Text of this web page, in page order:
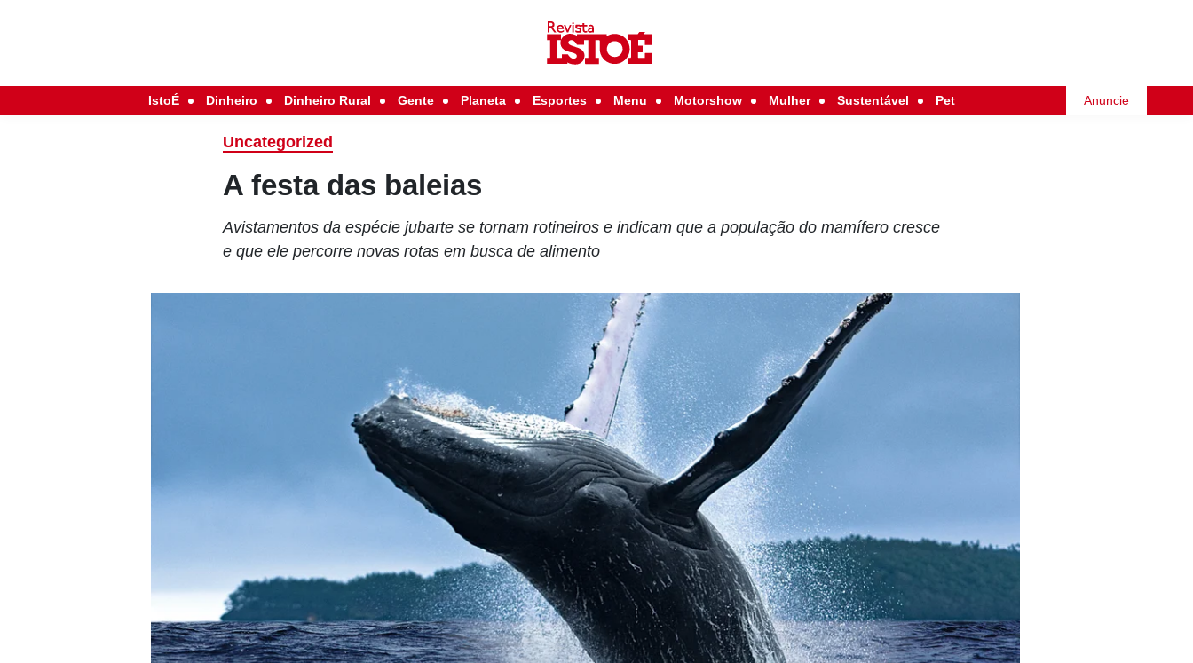
IstoÉ Dinheiro Dinheiro Rural Gente Planeta Esportes Menu Motorshow Mulher Sustentável Pet Anuncie
Uncategorized
A festa das baleias
Avistamentos da espécie jubarte se tornam rotineiros e indicam que a população do mamífero cresce
e que ele percorre novas rotas em busca de alimento